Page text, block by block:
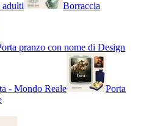
adulti Borraccia
pranzo con nome di Design
- Mondo Reale
Porta